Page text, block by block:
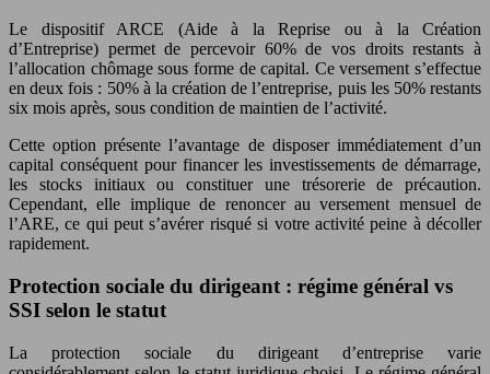
Le dispositif ARCE (Aide à la Reprise ou à la Création
d’Entreprise) permet de percevoir 60% de vos droits restants à
l’allocation chômage sous forme de capital. Ce versement s’effectue
en deux fois : 50% à la création de l’entreprise, puis les 50% restants
six mois après, sous condition de maintien de l’activité.
Cette option présente l’avantage de disposer immédiatement d’un
capital conséquent pour financer les investissements de démarrage,
les stocks initiaux ou constituer une trésorerie de précaution.
Cependant, elle implique de renoncer au versement mensuel de
l’ARE, ce qui peut s’avérer risqué si votre activité peine à décoller
rapidement.
Protection sociale du dirigeant : régime général vs
SSI selon le statut
La protection sociale du dirigeant d’entreprise varie